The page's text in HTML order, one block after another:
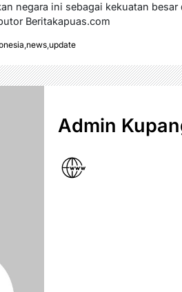
negara ini sebagai kekuatan besar
Beritakapuas.com
news, update
Admin